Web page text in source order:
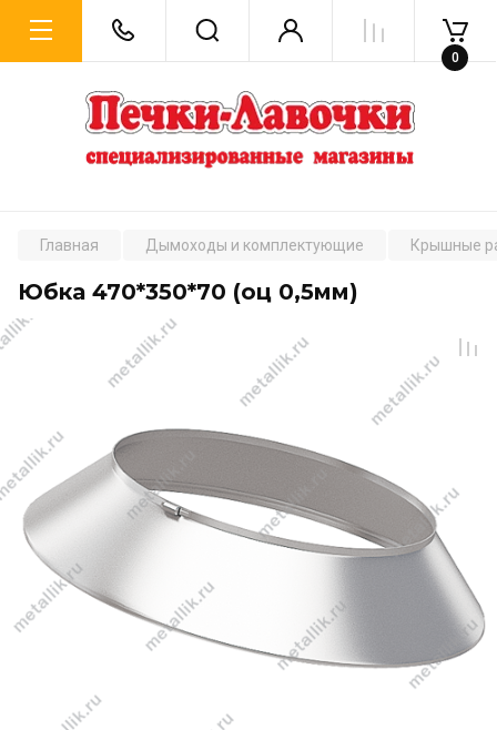
0
Главная Дымоходы и комплектующие Крышные
Юбка 470*350*70 (оц 0,5мм)